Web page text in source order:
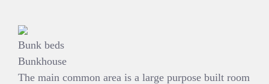
Bunk beds
Bunkhouse
The main common area is a large purpose built room